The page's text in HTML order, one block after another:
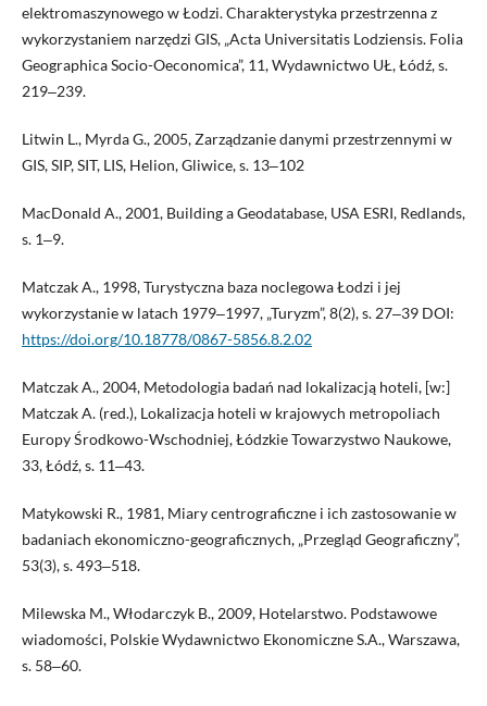
elektromaszynowego w Łodzi. Charakterystyka przestrzenna z
wykorzystaniem narzędzi GIS, „Acta Universitatis Lodziensis. Folia
Geographica Socio-Oeconomica”, 11, Wydawnictwo UŁ, Łódź, s.
219‒239.
Litwin L., Myrda G., 2005, Zarządzanie danymi przestrzennymi w
GIS, SIP, SIT, LIS, Helion, Gliwice, s. 13‒102
MacDonald A., 2001, Building a Geodatabase, USA ESRI, Redlands,
s. 1‒9.
Matczak A., 1998, Turystyczna baza noclegowa Łodzi i jej
wykorzystanie w latach 1979‒1997, „Turyzm”, 8(2), s. 27‒39 DOI:
https://doi.org/10.18778/0867-5856.8.2.02
Matczak A., 2004, Metodologia badań nad lokalizacją hoteli, [w:]
Matczak A. (red.), Lokalizacja hoteli w krajowych metropoliach
Europy Środkowo-Wschodniej, Łódzkie Towarzystwo Naukowe,
33, Łódź, s. 11‒43.
Matykowski R., 1981, Miary centrograficzne i ich zastosowanie w
badaniach ekonomiczno-geograficznych, „Przegląd Geograficzny”,
53(3), s. 493‒518.
Milewska M., Włodarczyk B., 2009, Hotelarstwo. Podstawowe
wiadomości, Polskie Wydawnictwo Ekonomiczne S.A., Warszawa,
s. 58‒60.